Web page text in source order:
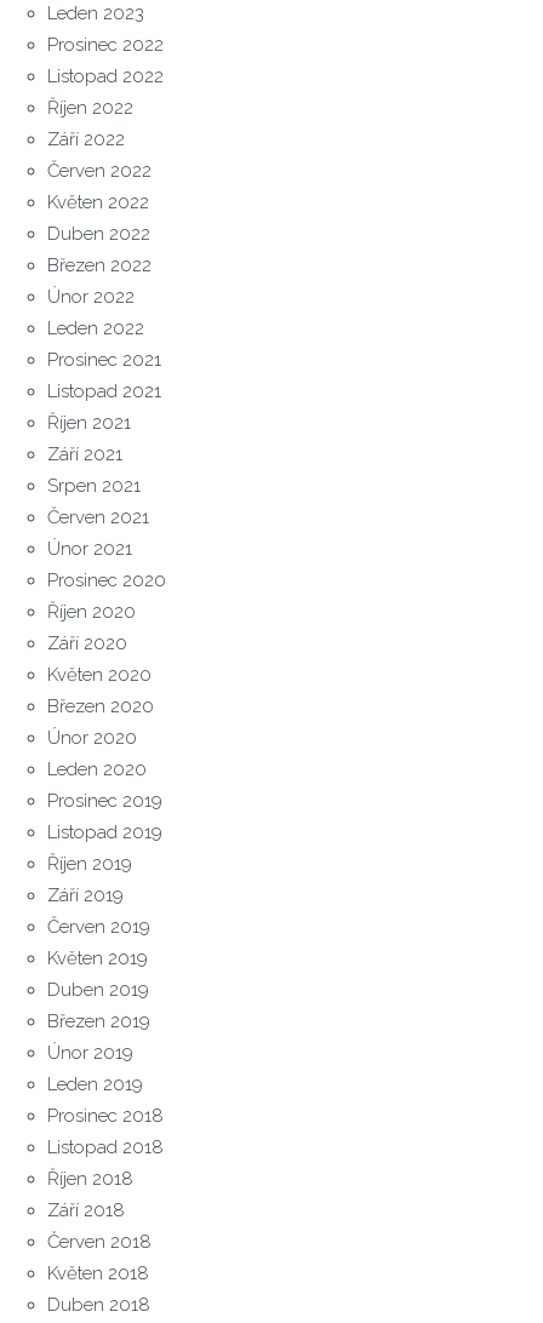
Leden 2023
Prosinec 2022
Listopad 2022
Říjen 2022
Září 2022
Červen 2022
Květen 2022
Duben 2022
Březen 2022
Únor 2022
Leden 2022
Prosinec 2021
Listopad 2021
Říjen 2021
Září 2021
Srpen 2021
Červen 2021
Únor 2021
Prosinec 2020
Říjen 2020
Září 2020
Květen 2020
Březen 2020
Únor 2020
Leden 2020
Prosinec 2019
Listopad 2019
Říjen 2019
Září 2019
Červen 2019
Květen 2019
Duben 2019
Březen 2019
Únor 2019
Leden 2019
Prosinec 2018
Listopad 2018
Říjen 2018
Září 2018
Červen 2018
Květen 2018
Duben 2018